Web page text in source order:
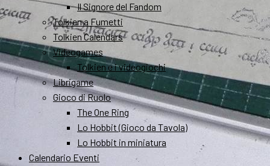
Il Signore del Fandom
Tolkien a Fumetti
Tolkien Calendars
Videogames
Tolkien e i videogiochi
Librigame
Gioco di Ruolo
The One Ring
Lo Hobbit (Gioco da Tavola)
Lo Hobbit in miniatura
Calendario Eventi